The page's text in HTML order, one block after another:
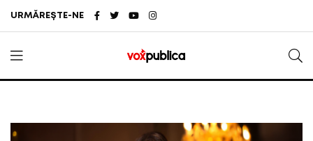
URMĂREȘTE-NE